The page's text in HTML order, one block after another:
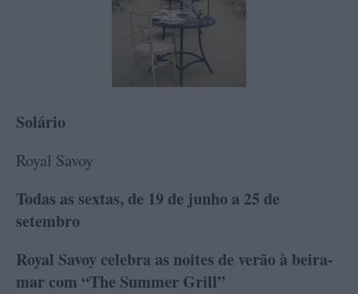
Solário
Royal Savoy
Todas as sextas, de 19 de junho a 25 de
setembro
Royal Savoy celebra as noites de verão à beira-
mar com “The Summer Grill”